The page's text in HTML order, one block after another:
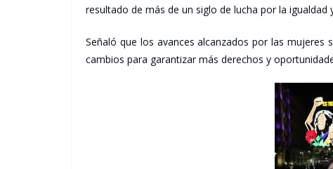
resultado de más de un siglo de lucha por la igualdad
Señaló que los avances alcanzados por las
cambios para garantizar más derechos y